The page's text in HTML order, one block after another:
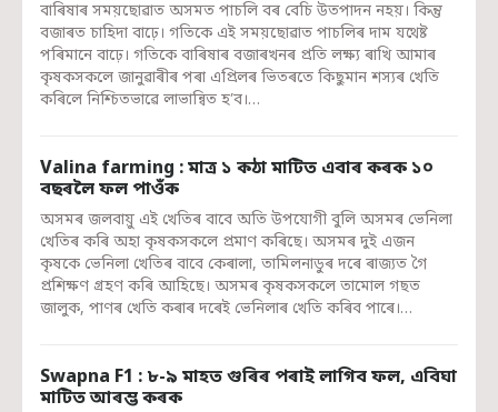
বাৰিষাৰ সময়ছোৱাত অসমত পাচলি বৰ বেচি উতপাদন নহয়। কিন্তু
বজাৰত চাহিদা বাঢ়ে। গতিকে এই সময়ছোৱাত পাচলিৰ দাম যথেষ্ট
পৰিমানে বাঢ়ে। গতিকে বাৰিষাৰ বজাৰখনৰ প্ৰতি লক্ষ্য ৰাখি আমাৰ
কৃষকসকলে জানুৱাৰীৰ পৰা এপ্ৰিলৰ ভিতৰতে কিছুমান শস্যৰ খেতি
কৰিলে নিশ্চিতভাৱে লাভান্বিত হ’ব।…
Valina farming : মাত্ৰ ১ কঠা মাটিত এবাৰ কৰক ১০
বছৰলৈ ফল পাওঁক
অসমৰ জলবায়ু এই খেতিৰ বাবে অতি উপযোগী বুলি অসমৰ ভেনিলা
খেতিৰ কৰি অহা কৃষকসকলে প্ৰমাণ কৰিছে। অসমৰ দুই এজন
কৃষকে ভেনিলা খেতিৰ বাবে কেৰালা, তামিলনাডুৰ দৰে ৰাজ্যত গৈ
প্ৰশিক্ষণ গ্ৰহণ কৰি আহিছে। অসমৰ কৃষকসকলে তামোল গছত
জালুক, পাণৰ খেতি কৰাৰ দৰেই ভেনিলাৰ খেতি কৰিব পাৰে।…
Swapna F1 : ৮-৯ মাহত গুৰিৰ পৰাই লাগিব ফল, এবিঘা
মাটিত আৰম্ভ কৰক